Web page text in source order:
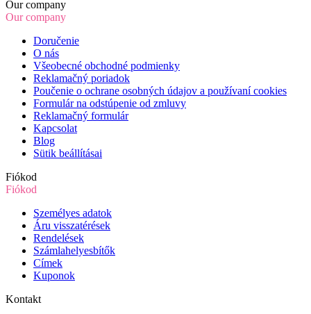
Our company
Our company
Doručenie
O nás
Všeobecné obchodné podmienky
Reklamačný poriadok
Poučenie o ochrane osobných údajov a používaní cookies
Formulár na odstúpenie od zmluvy
Reklamačný formulár
Kapcsolat
Blog
Sütik beállításai
Fiókod
Fiókod
Személyes adatok
Áru visszatérések
Rendelések
Számlahelyesbítők
Címek
Kuponok
Kontakt